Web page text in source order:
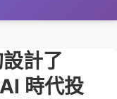
計了
時代投